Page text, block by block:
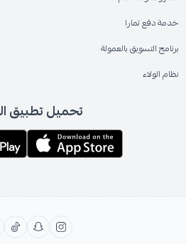
خدمة دفع تمارا
برنامج التسويق بالعمولة
نظام الولاء
تحميل تطبيق